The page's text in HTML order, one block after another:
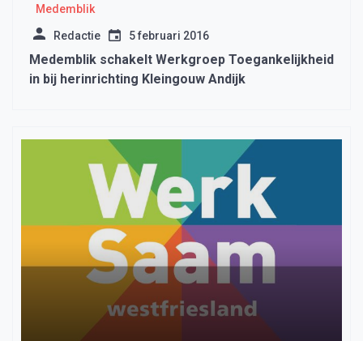
Medemblik
Redactie 5 februari 2016
Medemblik schakelt Werkgroep Toegankelijkheid
in bij herinrichting Kleingouw Andijk